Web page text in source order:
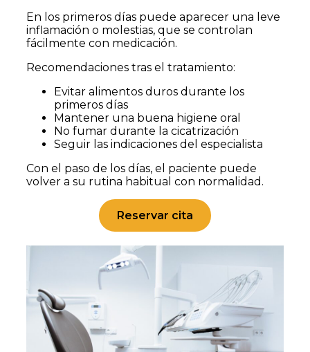
En los primeros días puede aparecer una leve
inflamación o molestias, que se controlan
fácilmente con medicación.
Recomendaciones tras el tratamiento:
Evitar alimentos duros durante los
primeros días
Mantener una buena higiene oral
No fumar durante la cicatrización
Seguir las indicaciones del especialista
Con el paso de los días, el paciente puede
volver a su rutina habitual con normalidad.
Reservar cita